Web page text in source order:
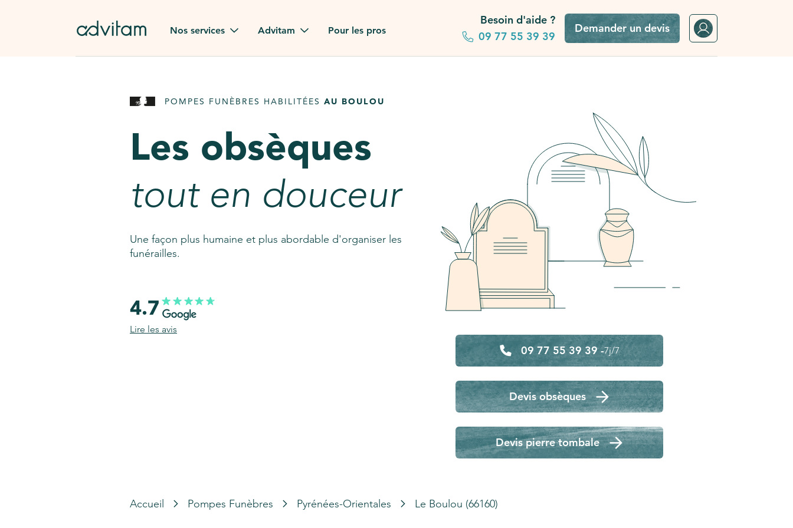
Nos services
Rapatriement à
Pierre tombale
AssistGPT
Nos services en plus
Advitam
Advitam dans la presse
Consultez notre FAQ
Pour les pros
Besoin d'aide ?
09 77 55 39 39
Demander un devis
POMPES FUNÈBRES HABILITÉES AU BOULOU
Les obsèques
tout en douceur
Une façon plus humaine et plus abordable d'organiser les
funérailles.
09 77 55 39 39 -7j/7
Devis obsèques
Devis pierre tombale
4.7
Lire les avis
Accueil Pompes Funèbres Pyrénées-Orientales Le Boulou (66160)